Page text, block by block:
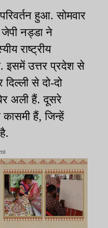
हुआ. सोमवार
जेपी नड्डा ने
राष्ट्रीय
इसमें उत्तर प्रदेश से
से दो-दो
अली हैं. दूसरे
हैं, जिन्हें